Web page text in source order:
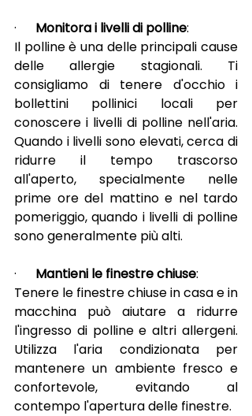
· Monitora i livelli di polline:
Il polline è una delle principali cause
delle allergie stagionali. Ti
consigliamo di tenere d'occhio i
bollettini pollinici locali per
conoscere i livelli di polline nell'aria.
Quando i livelli sono elevati, cerca di
ridurre il tempo trascorso
all'aperto, specialmente nelle
prime ore del mattino e nel tardo
pomeriggio, quando i livelli di polline
sono generalmente più alti.
· Mantieni le finestre chiuse:
Tenere le finestre chiuse in casa e in
macchina può aiutare a ridurre
l'ingresso di polline e altri allergeni.
Utilizza l'aria condizionata per
mantenere un ambiente fresco e
confortevole, evitando al
contempo l'apertura delle finestre.